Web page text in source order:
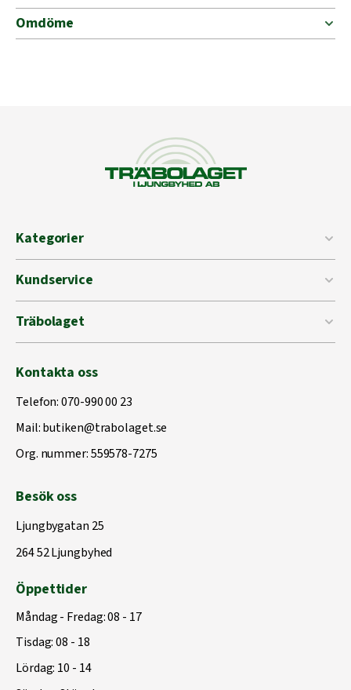
Omdöme
Kategorier
Kundservice
Träbolaget
Kontakta oss
Telefon:070-990 00 23
Mail:butiken@trabolaget.se
Org. nummer: 559578-7275
Besök oss
Ljungbygatan 25
264 52 Ljungbyhed
Öppettider
Måndag - Fredag: 08 - 17
Tisdag: 08 - 18
Lördag: 10 - 14